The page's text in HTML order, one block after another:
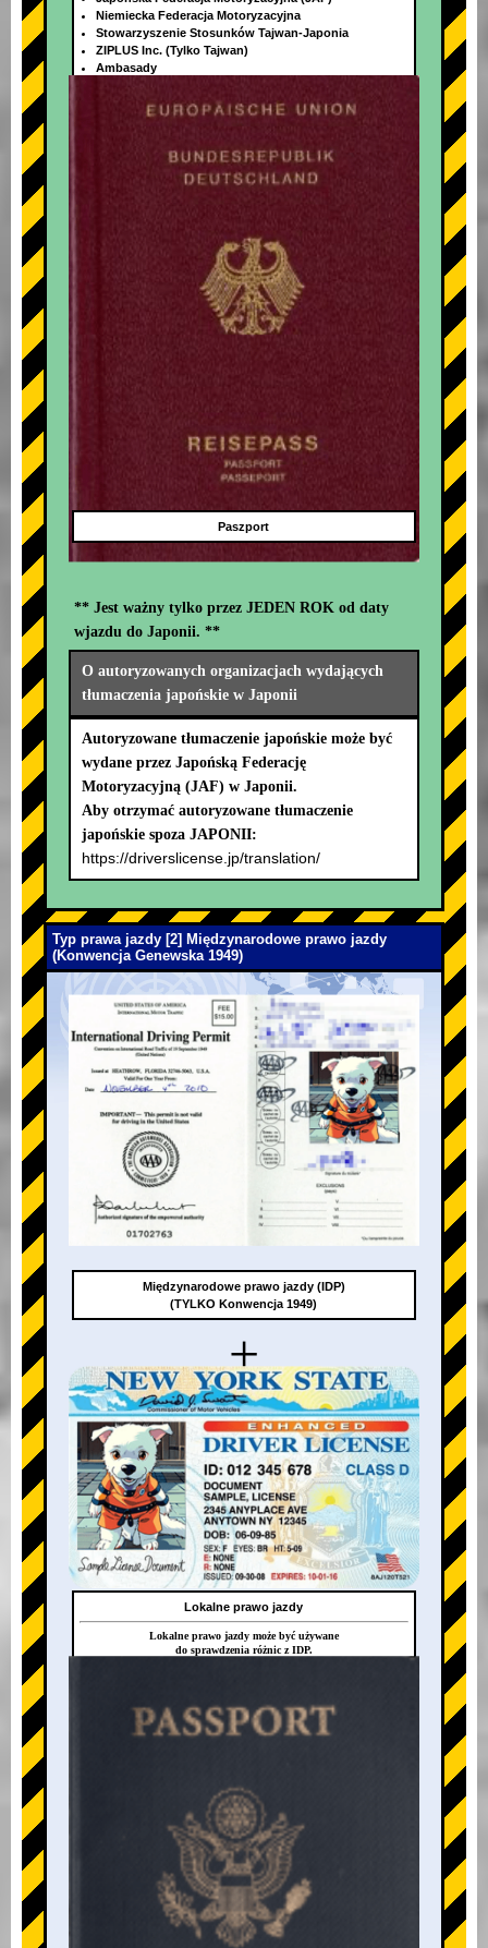
+
Niemiecka Federacja Motoryzacyjna
Stowarzyszenie Stosunków Tajwan-Japonia
ZIPLUS Inc. (Tylko Tajwan)
Ambasady
Paszport
** Jest ważny tylko przez JEDEN ROK od daty
wjazdu do Japonii. **
O autoryzowanych organizacjach wydających
tłumaczenia japońskie w Japonii
Autoryzowane tłumaczenie japońskie może być
wydane przez Japońską Federację
Motoryzacyjną (JAF) w Japonii.
Aby otrzymać autoryzowane tłumaczenie
japońskie spoza JAPONII:
https://driverslicense.jp/translation/
Typ prawa jazdy [2] Międzynarodowe prawo jazdy
(Konwencja Genewska 1949)
+
+
Międzynarodowe prawo jazdy (IDP)
(TYLKO Konwencja 1949)
Lokalne prawo jazdy
Lokalne prawo jazdy może być używane
do sprawdzenia różnic z IDP.